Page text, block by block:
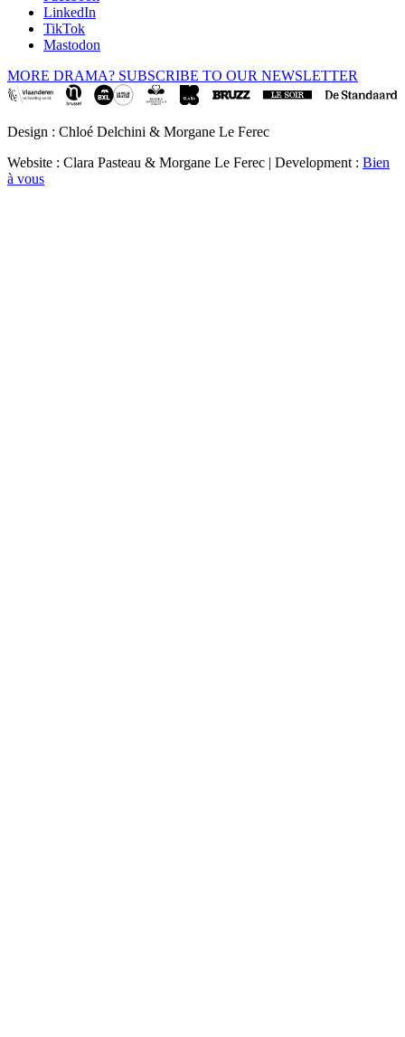
LinkedIn
TikTok
Mastodon
MORE DRAMA? SUBSCRIBE TO OUR NEWSLETTER
Design : Chloé Delchini & Morgane Le Ferec
Website : Clara Pasteau & Morgane Le Ferec | Development : Bien
à vous